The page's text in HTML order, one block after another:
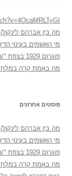
מה בין אברהם
מי האשמים בעינוי
פוגרום 1929 בצפת "עולמנו חרב עלינו"
מה באמת קרה
פוסטים אחרונים
מה בין אברהם
מי האשמים בעינוי
פוגרום 1929 בצפת "עולמנו חרב עלינו"
מה באמת קרה